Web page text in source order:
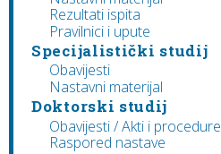
Rezultati ispita
Pravilnici i upute
Specijalistički studij
Obavijesti
Nastavni materijal
Doktorski studij
Obavijesti / Akti i procedure
Raspored nastave